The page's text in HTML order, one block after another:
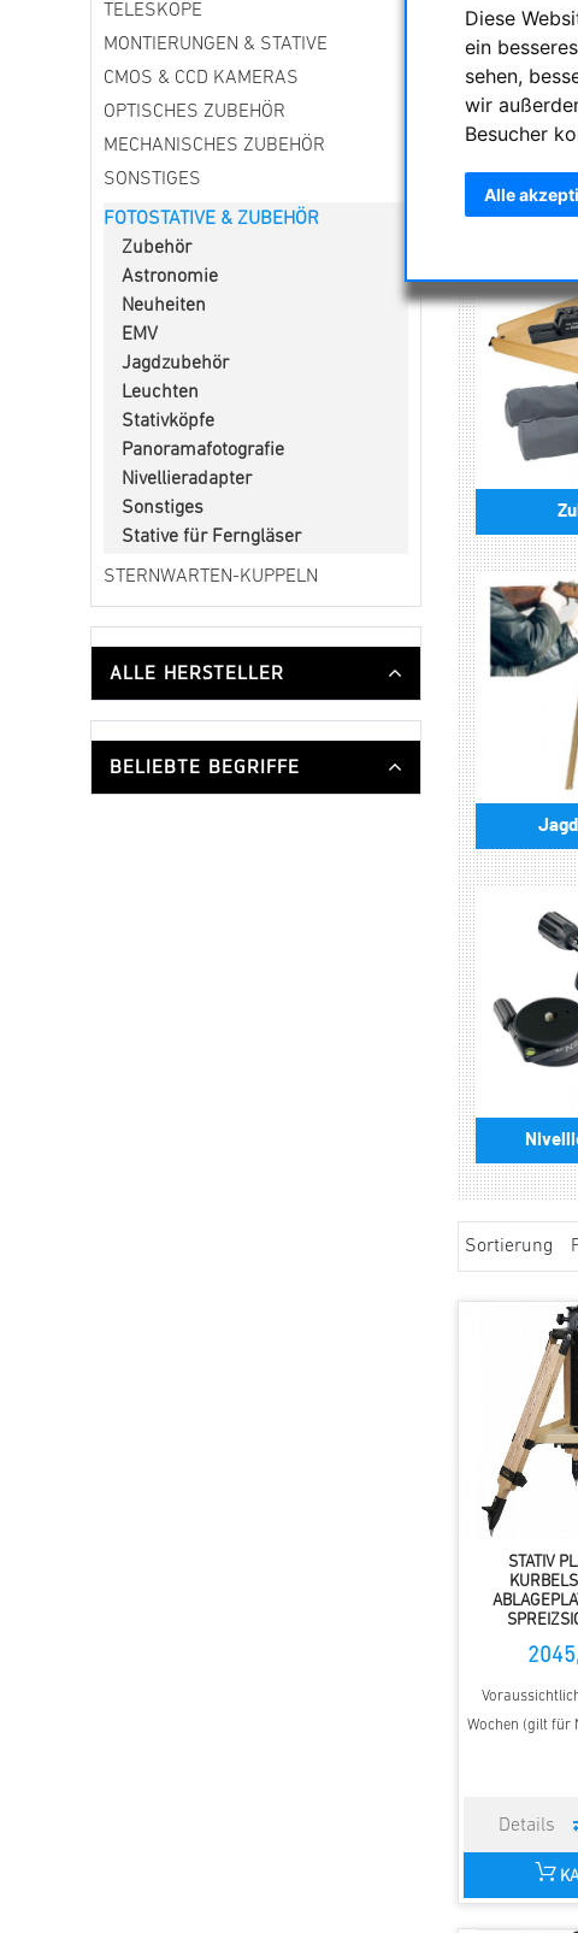
Diese
ein
sehen,
wir
Besucher
Alle
TELESKOPE
MONTIERUNGEN & STATIVE
CMOS & CCD KAMERAS
OPTISCHES ZUBEHÖR
MECHANISCHES ZUBEHÖR
SONSTIGES
FOTOSTATIVE & ZUBEHÖR
Zubehör
Astronomie
Neuheiten
EMV
Jagdzubehör
Leuchten
Stativköpfe
Panoramafotografie
Nivellieradapter
Sonstiges
Stative für Ferngläser
STERNWARTEN-KUPPELN
ALLE HERSTELLER
BELIEBTE BEGRIFFE
sichtbar "
Was braucht
Fotostative &
Wir bieten
Sortierung
STATIV
Wochen (gilt für